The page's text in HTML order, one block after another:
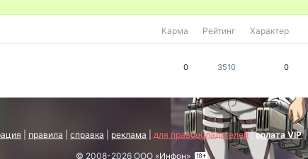
Карма Рейтинг Характер
0 3510 0
правила справка реклама для правообладателей|оплата VIP|
© 2008-2026 ООО «Инфон»